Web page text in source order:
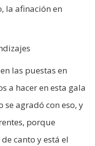
la afinación en
las puestas en
a hacer en esta gala
agradó con eso, y
porque
canto y está el